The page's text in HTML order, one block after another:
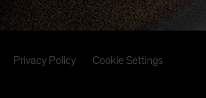
Privacy Policy Cookie Settings